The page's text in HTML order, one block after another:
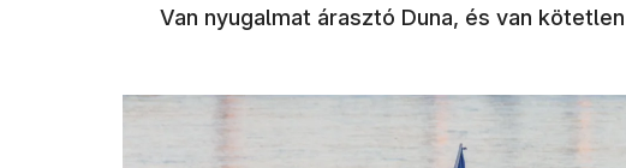
Van nyugalmat árasztó Duna, és van